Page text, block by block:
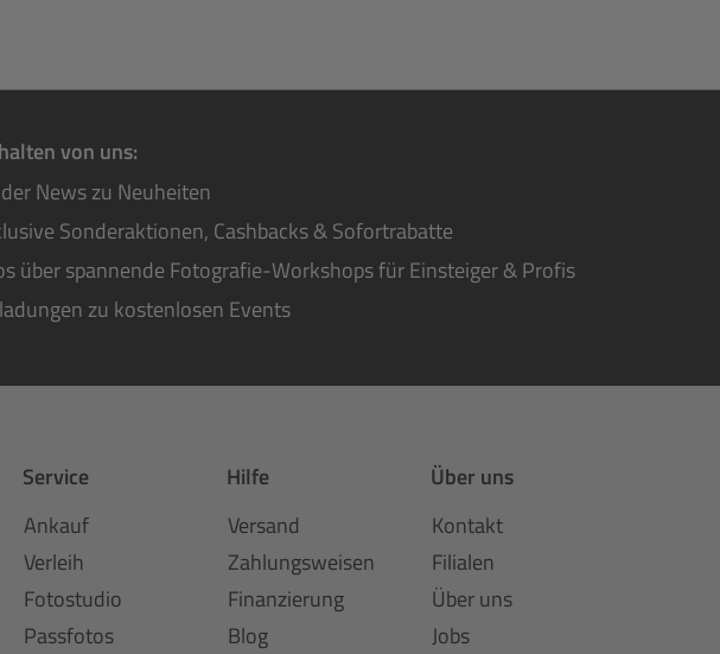
von uns:
News zu Neuheiten
Sonderaktionen, Cashbacks & Sofortrabatte
über spannende Fotografie-Workshops für Einsteiger & Profis
zu kostenlosen Events
Service
Ankauf
Verleih
Fotostudio
Passfotos
Hilfe
Versand
Zahlungsweisen
Finanzierung
Blog
Über uns
Kontakt
Filialen
Über uns
Jobs